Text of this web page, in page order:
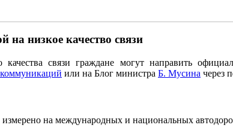
на низкое качество связи
качества связи граждане могут направить
или на Блог министра Б. Мусина через
измерено на международных и национальных